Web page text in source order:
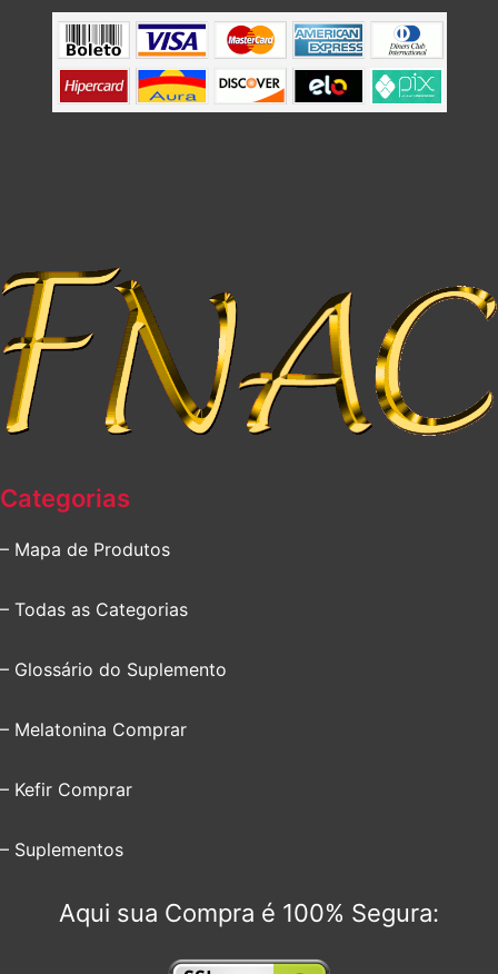
Categorias
– Mapa de Produtos
– Todas as Categorias
– Glossário do Suplemento
– Melatonina Comprar
– Kefir Comprar
– Suplementos
Aqui sua Compra é 100% Segura: